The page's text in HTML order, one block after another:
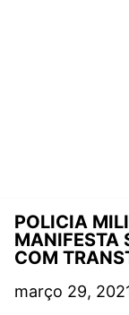
POLICIA
MANIFESTA
COM
março 29,